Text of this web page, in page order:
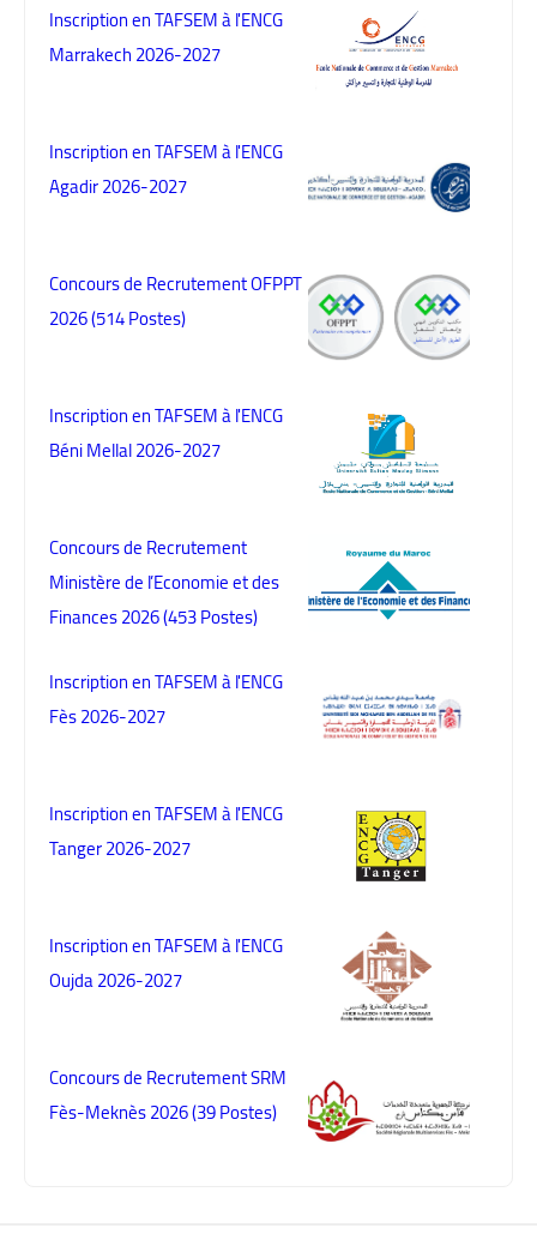
Inscription en TAFSEM à l'ENCG
Marrakech 2026-2027
Inscription en TAFSEM à l'ENCG
Agadir 2026-2027
Concours de Recrutement OFPPT
2026 (514 Postes)
Inscription en TAFSEM à l'ENCG
Béni Mellal 2026-2027
Concours de Recrutement
Ministère de l’Economie et des
Finances 2026 (453 Postes)
Inscription en TAFSEM à l'ENCG
Fès 2026-2027
Inscription en TAFSEM à l'ENCG
Tanger 2026-2027
Inscription en TAFSEM à l'ENCG
Oujda 2026-2027
Concours de Recrutement SRM
Fès-Meknès 2026 (39 Postes)